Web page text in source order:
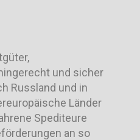
und sicher
Russland und in
Länder
Spediteure
an so